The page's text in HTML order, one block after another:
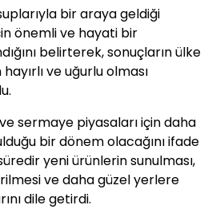
bir araya geldiği
önemli ve hayati bir
belirterek, sonuçların ülke
ve uğurlu olması
sermaye piyasaları için daha
bir dönem olacağını ifade
yeni ürünlerin sunulması,
ve daha güzel yerlere
dile getirdi.